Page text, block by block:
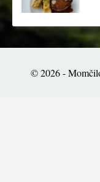
© 2026 -